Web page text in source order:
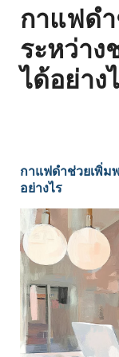
กาแฟด
ระหว่าง
ได้อย่าง
กาแฟดำช่วยเพิ่ม
อย่างไร